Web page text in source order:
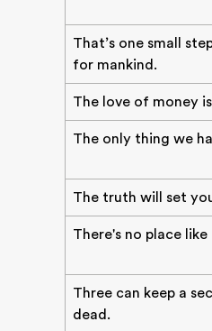
That’s one small
for mankind.
The love of money
The only thing we
The truth will set
There's no place like
Three can keep a
dead.